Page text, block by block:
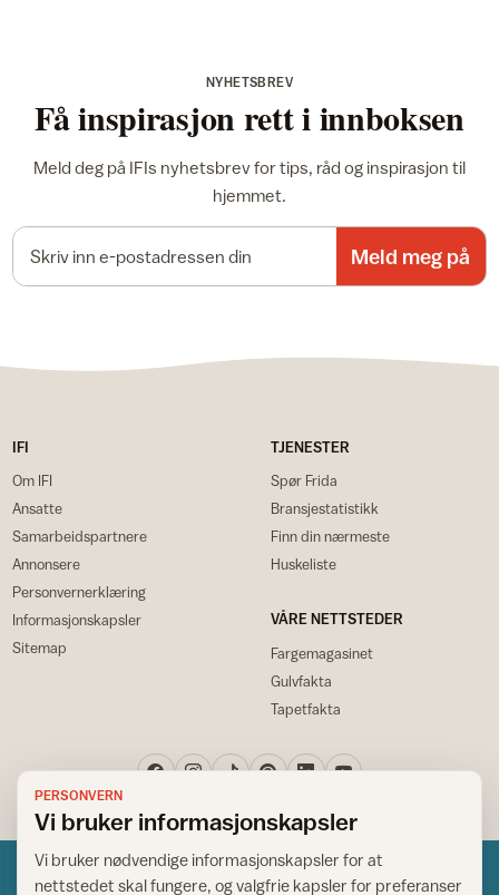
NYHETSBREV
Få inspirasjon rett i innboksen
Meld deg på IFIs nyhetsbrev for tips, råd og inspirasjon til
hjemmet.
Meld meg på
IFI
Om IFI
Ansatte
Samarbeidspartnere
Annonsere
Personvernerklæring
Informasjonskapsler
Sitemap
TJENESTER
Spør Frida
Bransjestatistikk
Finn din nærmeste
Huskeliste
VÅRE NETTSTEDER
Fargemagasinet
Gulvfakta
Tapetfakta
PERSONVERN
Vi bruker informasjonskapsler
Vi bruker nødvendige informasjonskapsler for at
nettstedet skal fungere, og valgfrie kapsler for preferanser